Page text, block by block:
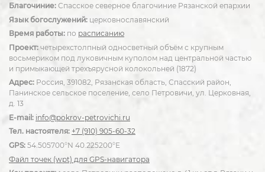
Благочиние: Спасское северное благочиние Рязанской епархии
Язык богослужений: церковнославянский
Время работы: по расписанию
Проект: четырехстолпный односветный объём с крупным
восьмериком под луковичным куполом над центральной частью
и примыкающей трехъярусной колокольней (1872)
Адрес: Россия, 391082, Рязанская область, Спасский район,
Панинское сельское поселение, село Петровичи, ул. Церковная,
д. 13
E-mail: info@pokrov-petrovichi.ru
Тел. настоятеля: +7 (910) 905-60-32
GPS: 54.505700°N 40.225200°E
Файл точек (wpt) для GPS-навигатора